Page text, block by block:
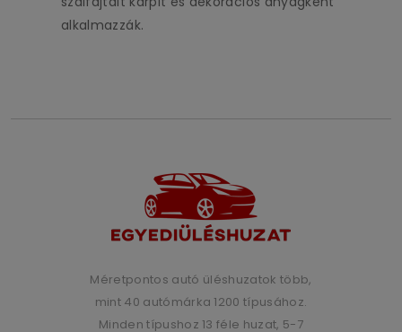
alkalmazzák.
Méretpontos autó üléshuzatok több,
mint 40 autómárka 1200 típusához.
Minden típushoz 13 féle huzat, 5-7